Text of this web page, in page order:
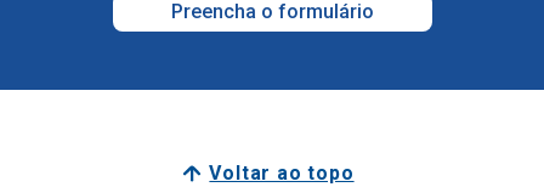
Preencha o formulário
Voltar ao topo